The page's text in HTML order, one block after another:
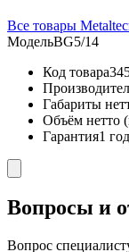
Все товары
МодельBG5/14
Код товара
Габариты
Объём нетто
Гарантия1 год
Вопросы и
Вопрос